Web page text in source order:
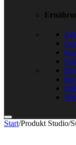
Start/Produkt Studio/